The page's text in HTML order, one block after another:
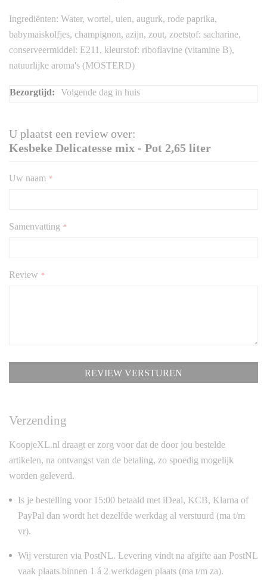
Ingrediënten: Water, wortel, uien, augurk, rode paprika,
babymaiskolfjes, champignon, azijn, zout, zoetstof: sacharine,
conserveermiddel: E211, kleurstof: riboflavine (vitamine B),
natuurlijke aroma's (MOSTERD)
Meer
Volgende dag in huis
U plaatst een review over:
Kesbeke Delicatesse mix - Pot 2,65 liter
Uw naam
Samenvatting
Review
REVIEW VERSTUREN
Verzending
KoopjeXL.nl draagt er zorg voor dat de door jou bestelde
artikelen, na ontvangst van de betaling, zo spoedig mogelijk
worden geleverd.
Is je bestelling voor 15:00 betaald met iDeal, KCB, Klarna of
PayPal dan wordt het dezelfde werkdag al verstuurd (ma t/m
vr).
Wij versturen via PostNL. Levering vindt na afgifte aan PostNL
vaak plaats binnen 1 á 2 werkdagen plaats (ma t/m za).